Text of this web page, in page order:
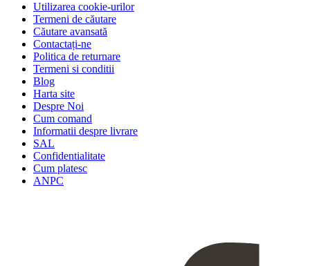
Utilizarea cookie-urilor
Termeni de căutare
Căutare avansată
Contactați-ne
Politica de returnare
Termeni si conditii
Blog
Harta site
Despre Noi
Cum comand
Informatii despre livrare
SAL
Confidentialitate
Cum platesc
ANPC